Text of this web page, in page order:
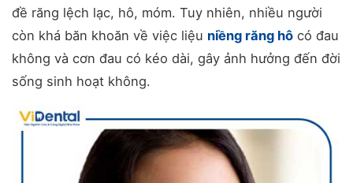
đề răng lệch lạc, hô, móm. Tuy nhiên, nhiều người
còn khá băn khoăn về việc liệu niềng răng hô có đau
không và cơn đau có kéo dài, gây ảnh hưởng đến đời
sống sinh hoạt không.